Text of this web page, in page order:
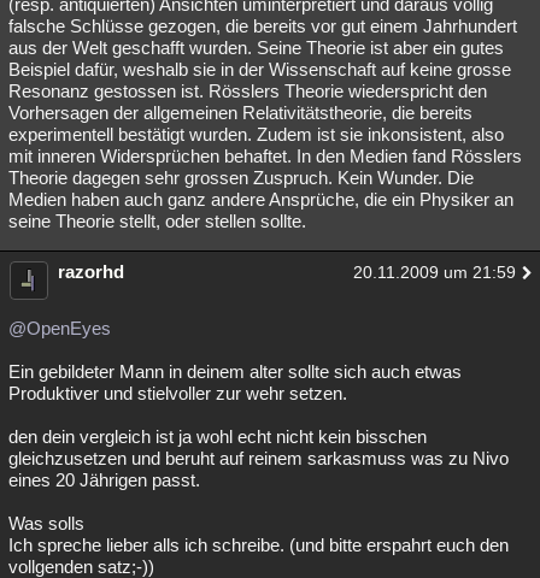
(resp. antiquierten) Ansichten uminterpretiert und daraus völlig
falsche Schlüsse gezogen, die bereits vor gut einem Jahrhundert
aus der Welt geschafft wurden. Seine Theorie ist aber ein gutes
Beispiel dafür, weshalb sie in der Wissenschaft auf keine grosse
Resonanz gestossen ist. Rösslers Theorie wiederspricht den
Vorhersagen der allgemeinen Relativitätstheorie, die bereits
experimentell bestätigt wurden. Zudem ist sie inkonsistent, also
mit inneren Widersprüchen behaftet. In den Medien fand Rösslers
Theorie dagegen sehr grossen Zuspruch. Kein Wunder. Die
Medien haben auch ganz andere Ansprüche, die ein Physiker an
seine Theorie stellt, oder stellen sollte.
razorhd 20.11.2009 um 21:59
@OpenEyes
Ein gebildeter Mann in deinem alter sollte sich auch etwas
Produktiver und stielvoller zur wehr setzen.
den dein vergleich ist ja wohl echt nicht kein bisschen
gleichzusetzen und beruht auf reinem sarkasmuss was zu Nivo
eines 20 Jährigen passt.
Was solls
Ich spreche lieber alls ich schreibe. (und bitte erspahrt euch den
vollgenden satz;-))